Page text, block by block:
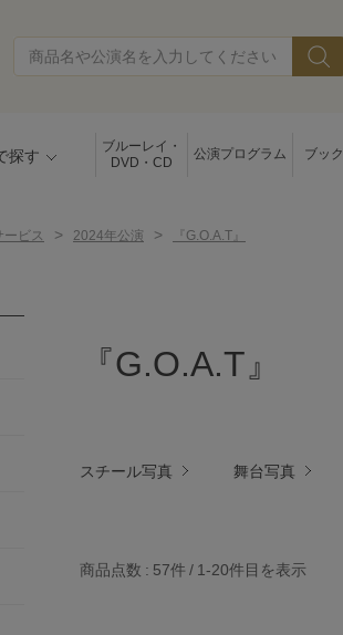
探す
ブルーレイ・
DVD・CD
公演プログラム ブック
ービス > 2024年公演 > 『G.O.A.T』
『G.O.A.T』
スチール写真 舞台写真
商品点数 57件 1-20件目を表示